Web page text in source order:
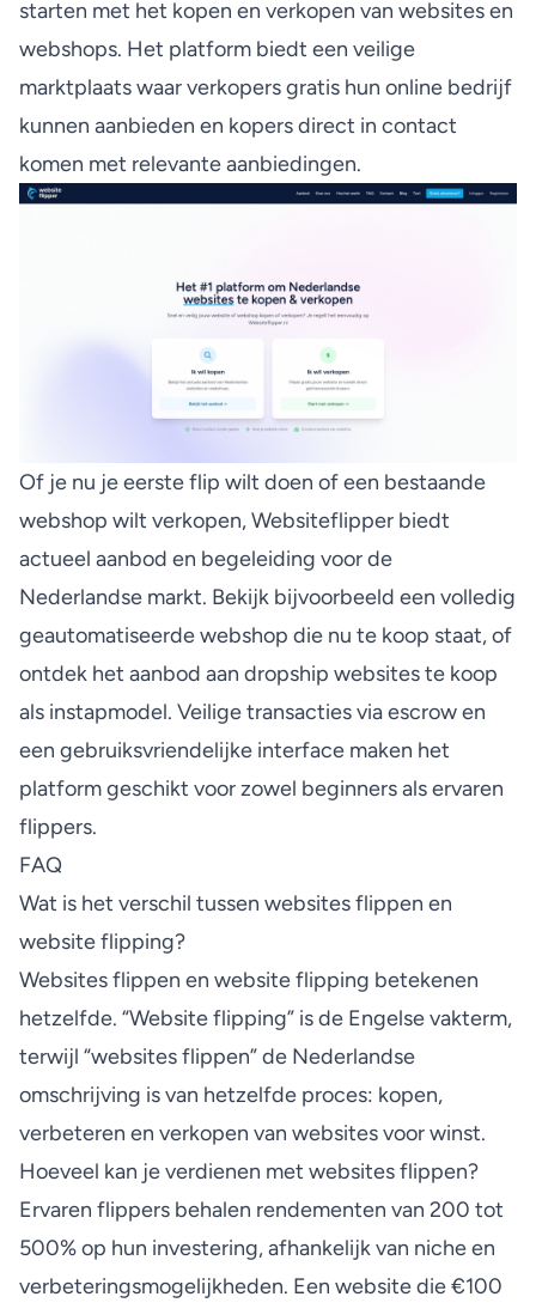
starten met het kopen en verkopen van websites en
webshops. Het platform biedt een veilige
marktplaats waar verkopers gratis hun online bedrijf
kunnen aanbieden en kopers direct in contact
komen met relevante aanbiedingen.
Of je nu je eerste flip wilt doen of een bestaande
webshop wilt verkopen, Websiteflipper biedt
actueel aanbod en begeleiding voor de
Nederlandse markt. Bekijk bijvoorbeeld een volledig
geautomatiseerde webshop die nu te koop staat, of
ontdek het aanbod aan dropship websites te koop
als instapmodel. Veilige transacties via escrow en
een gebruiksvriendelijke interface maken het
platform geschikt voor zowel beginners als ervaren
flippers.
FAQ
Wat is het verschil tussen websites flippen en
website flipping?
Websites flippen en website flipping betekenen
hetzelfde. “Website flipping” is de Engelse vakterm,
terwijl “websites flippen” de Nederlandse
omschrijving is van hetzelfde proces: kopen,
verbeteren en verkopen van websites voor winst.
Hoeveel kan je verdienen met websites flippen?
Ervaren flippers behalen rendementen van 200 tot
500% op hun investering, afhankelijk van niche en
verbeteringsmogelijkheden. Een website die €100